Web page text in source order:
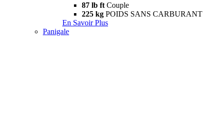
87 lb ft Couple
225 kg POIDS SANS CARBURANT
En Savoir Plus
Panigale